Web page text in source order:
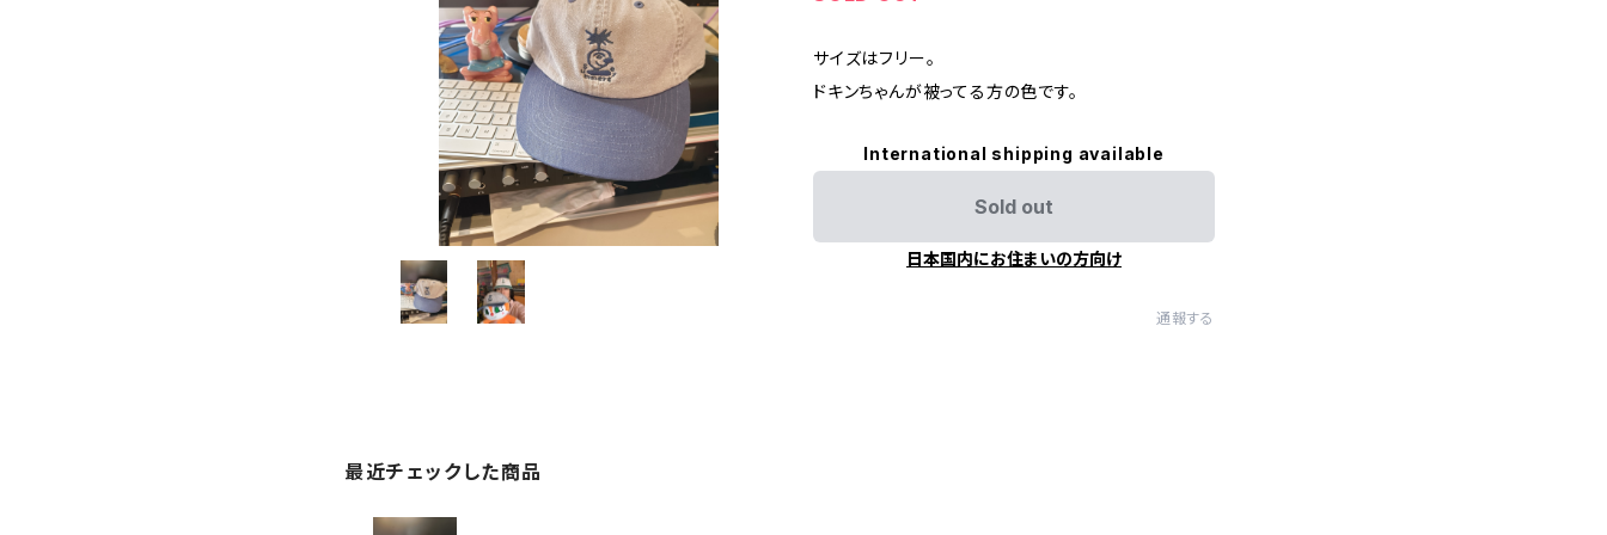
サイズはフリー。
ドキンちゃんが被ってる方の色です。
International shipping available
Sold out
日本国内にお住まいの方向け
通報する
最近チェックした商品